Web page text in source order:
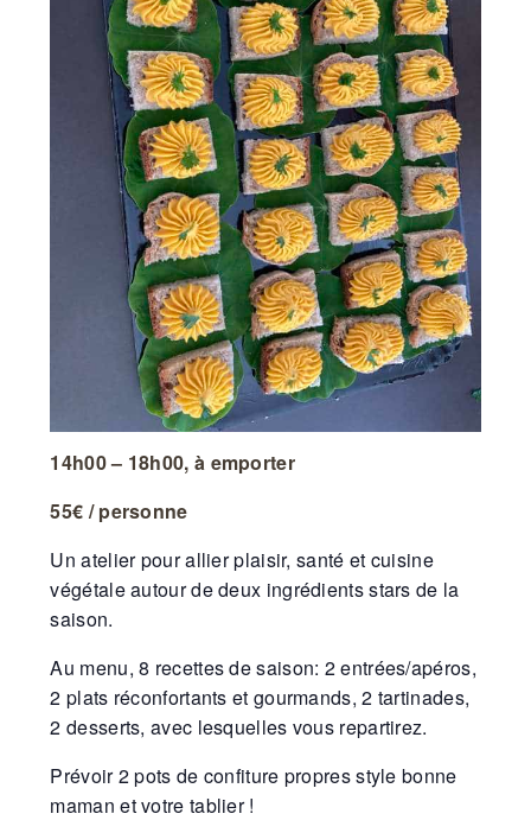
14h00 – 18h00, à emporter
55€ / personne
Un atelier pour allier plaisir, santé et cuisine
végétale autour de deux ingrédients stars de la
saison.
Au menu, 8 recettes de saison: 2 entrées/apéros,
2 plats réconfortants et gourmands, 2 tartinades,
2 desserts, avec lesquelles vous repartirez.
Prévoir 2 pots de confiture propres style bonne
maman et votre tablier !